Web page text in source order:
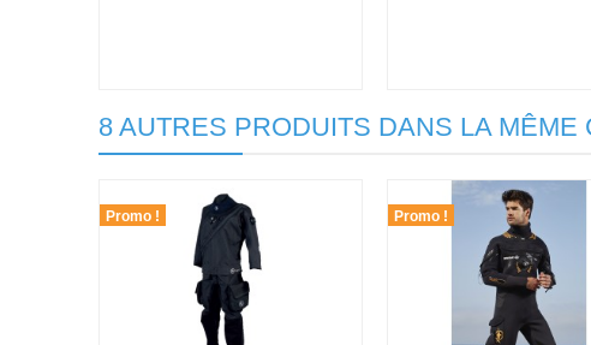
8 AUTRES PRODUITS DANS LA MÊME
Promo ! Promo !